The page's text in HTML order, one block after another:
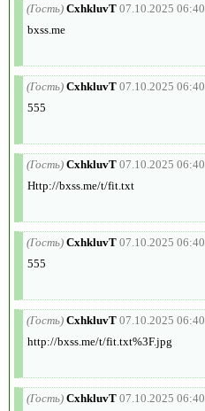
(Гость) CxhkluvT 07.10.2025 06:40
bxss.me
(Гость) CxhkluvT 07.10.2025 06:40
555
(Гость) CxhkluvT 07.10.2025 06:40
Http://bxss.me/t/fit.txt
(Гость) CxhkluvT 07.10.2025 06:40
555
(Гость) CxhkluvT 07.10.2025 06:40
http://bxss.me/t/fit.txt%3F.jpg
(Гость) CxhkluvT 07.10.2025 06:40